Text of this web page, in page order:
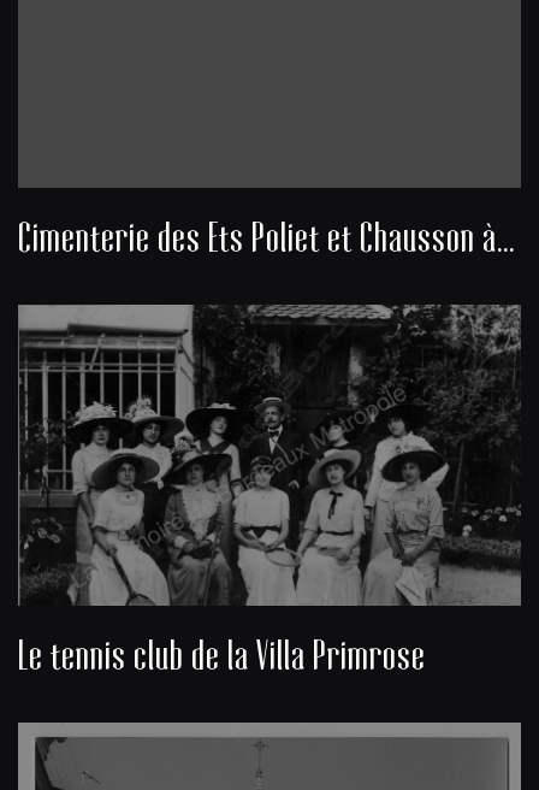
Cimenterie des Ets Poliet et Chausson à Lormont - construction du four et virole
Le tennis club de la Villa Primrose